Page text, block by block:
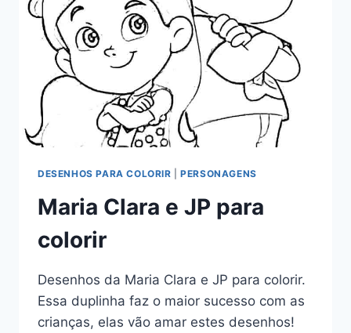
DESENHOS PARA COLORIR |PERSONAGENS
Maria Clara e JP para
colorir
Desenhos da Maria Clara e JP para colorir.
Essa duplinha faz o maior sucesso com as
crianças, elas vão amar estes desenhos!